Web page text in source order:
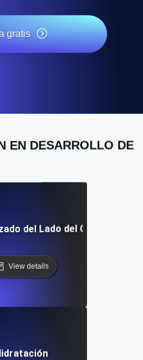
gratis
EN DESARROLLO DE
del Lado del Cliente (CSR)
View details